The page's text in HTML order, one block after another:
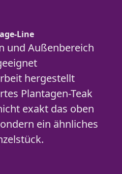
Line
und Außenbereich
hergestellt
Plantagen-Teak
exakt das oben
ein ähnliches